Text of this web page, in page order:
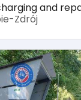
and
Zdrój